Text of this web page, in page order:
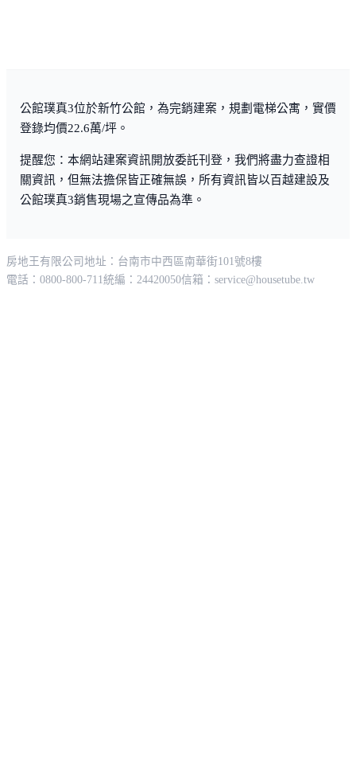
公館璞真3位於新竹公館，為完銷建案，規劃電梯公寓，實價
登錄均價22.6萬/坪。
提醒您：本網站建案資訊開放委託刊登，我們將盡力查證相
關資訊，但無法擔保皆正確無誤，所有資訊皆以百越建設及
公館璞真3銷售現場之宣傳品為準。
房地王有限公司 地址：台南市中西區南華街101號8樓
電話：0800-800-711統編：24420050信箱： service@housetube.tw